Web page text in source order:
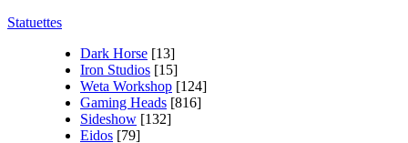
Statuettes
Dark Horse [13]
Iron Studios [15]
Weta Workshop [124]
Gaming Heads [816]
Sideshow [132]
Eidos [79]